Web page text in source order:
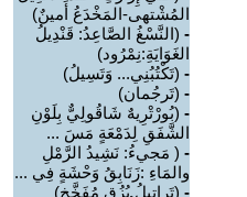
المُشْتهى-المَخْدَعُ أَمينٌ)
- (النَّسْغُ الصَّاعِدُ: قَنْدِيلُ
الغَوَايَةِ:نِمْرُود)
- (تَكْتُبُنِي... وَتَسِيلُ)
- (تَرجُمان)
- (بُورْتْرِيهٌ شَاقُولِيٌّ بِلَوْنِ
الشَّفَقِ لِدَمْعَةٍ مَسَ ...
- ( مَجيءُ: نَشِيدُ الرَّمْلِ
والمَاءِ :زَنَابِقُ وَحْشَةٍ فِي ...
- (تَراتِيلُ بُزُقٍ مُفَخَّخٍ)